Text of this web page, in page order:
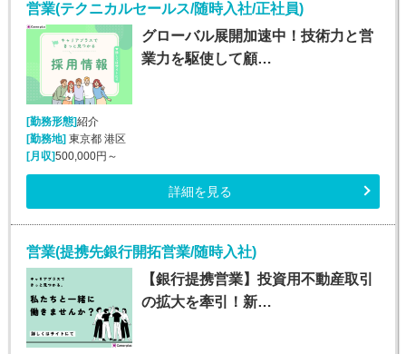
営業(テクニカルセールス/随時入社/正社員)
グローバル展開加速中！技術力と営
業力を駆使して顧…
[勤務形態]紹介
[勤務地] 東京都 港区
[月収]500,000円～
詳細を見る
営業(提携先銀行開拓営業/随時入社)
【銀行提携営業】投資用不動産取引
の拡大を牽引！新…